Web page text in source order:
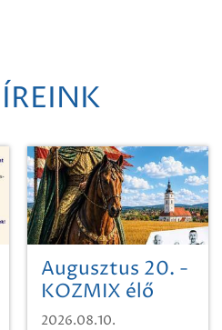
Augusztus 20. -
KOZMIX élő
koncert
2026.08.10.